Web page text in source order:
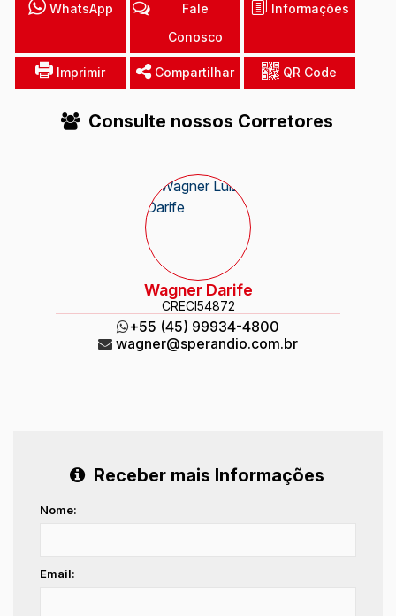
WhatsApp
Fale
Conosco
Informações
Imprimir Compartilhar QR Code
Consulte nossos Corretores
Wagner Darife
CRECI54872
+55 (45) 99934-4800
wagner@sperandio.com.br
Receber mais Informações
Nome:
Email: